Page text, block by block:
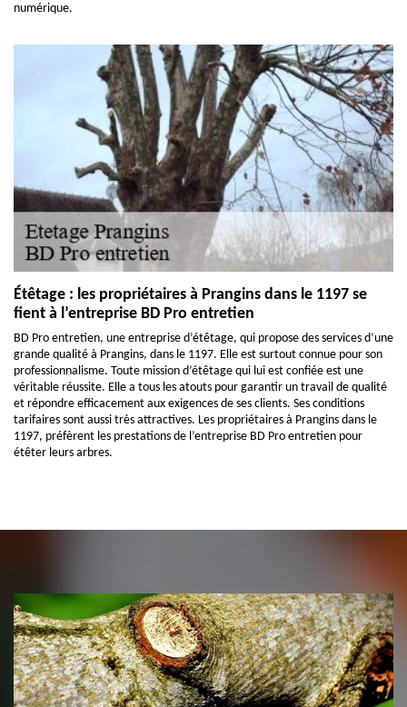
numérique.
Étêtage : les propriétaires à Prangins dans le 1197 se
fient à l’entreprise BD Pro entretien
BD Pro entretien, une entreprise d’étêtage, qui propose des services d’une
grande qualité à Prangins, dans le 1197. Elle est surtout connue pour son
professionnalisme. Toute mission d’étêtage qui lui est confiée est une
véritable réussite. Elle a tous les atouts pour garantir un travail de qualité
et répondre efficacement aux exigences de ses clients. Ses conditions
tarifaires sont aussi très attractives. Les propriétaires à Prangins dans le
1197, préfèrent les prestations de l’entreprise BD Pro entretien pour
étêter leurs arbres.